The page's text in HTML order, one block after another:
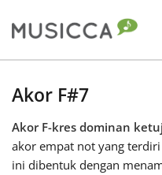
Български
Akor F#7
Akor F-kres dominan
akor empat not yang
ini dibentuk dengan